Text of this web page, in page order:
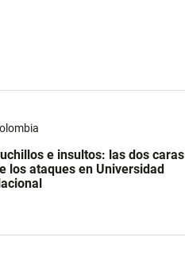
e insultos: las dos caras
los ataques en Universidad